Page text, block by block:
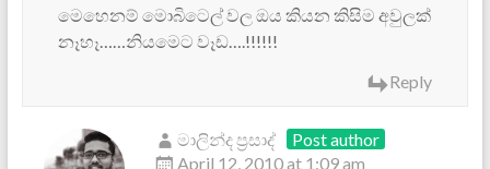
මෙහෙනම් මොබිටෙල් වල ඔය කියන කිසිම අවුලක්
නෑහෑ……නියමෙට වෑඩ….!!!!!!
Reply
මාලින්ද ප්‍රසාද්
Post author
April 12, 2010 at 1:09 am